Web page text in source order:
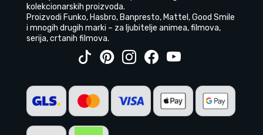
kolekcionarskih proizvoda.
Proizvodi Funko, Hasbro, Banpresto, Mattel, Good Smile
i mnogih drugih marki – za ljubitelje animea, filmova,
serija, crtanih filmova.